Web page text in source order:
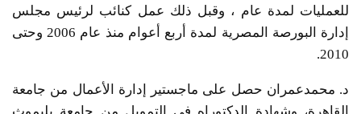
للعمليات لمدة عام ، وقبل ذلك عمل كنائب لرئيس مجلس
إدارة البورصة المصرية لمدة أربع أعوام منذ عام 2006 وحتى
2010.
د. محمدعمران حصل على ماجستير إدارة الأعمال من جامعة